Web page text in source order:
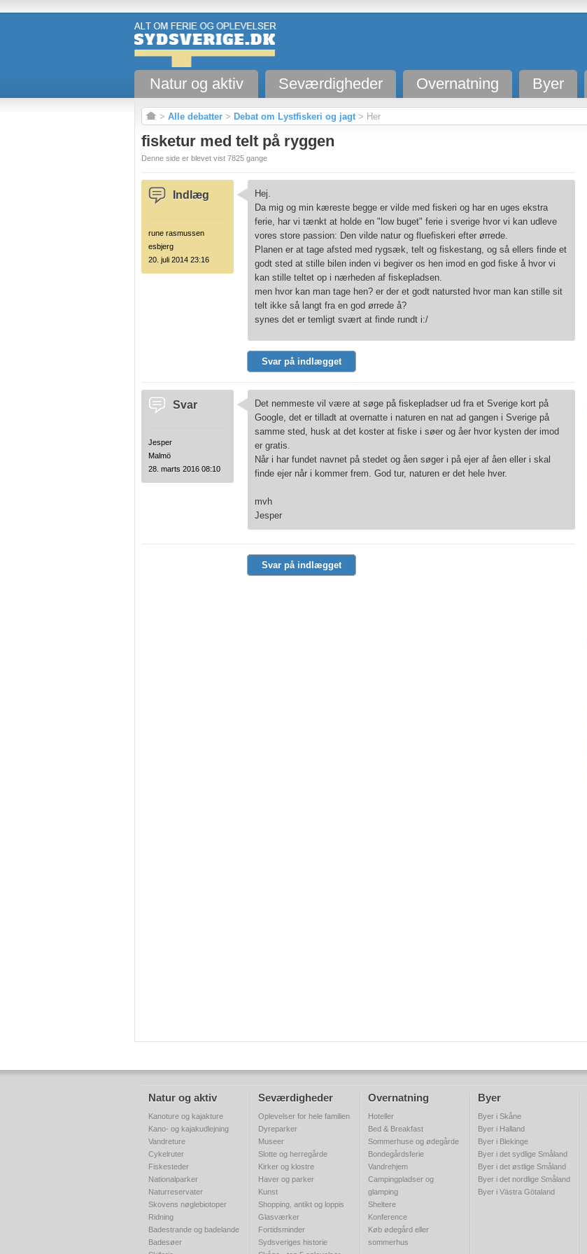
Natur og aktiv Seværdigheder Overnatning Byer
> Alle debatter > Debat om Lystfiskeri og jagt> Her
fisketur med telt på ryggen
Denne side er blevet vist 7825 gange
Indlæg
rune rasmussen
esbjerg
20. juli 2014 23:16
Hej.
Da mig og min kæreste begge er vilde med fiskeri og har en uges ekstra
ferie, har vi tænkt at holde en "low buget" ferie i sverige hvor vi kan udleve
vores store passion: Den vilde natur og fluefiskeri efter ørrede.
Planen er at tage afsted med rygsæk, telt og fiskestang, og så ellers finde et
godt sted at stille bilen inden vi begiver os hen imod en god fiske å hvor vi
kan stille teltet op i nærheden af fiskepladsen.
men hvor kan man tage hen? er der et godt natursted hvor man kan stille sit
telt ikke så langt fra en god ørrede å?
synes det er temligt svært at finde rundt i:/
Svar på indlægget
Svar
Jesper
Malmö
28. marts 2016 08:10
Det nemmeste vil være at søge på fiskepladser ud fra et Sverige kort på
Google, det er tilladt at overnatte i naturen en nat ad gangen i Sverige på
samme sted, husk at det koster at fiske i søer og åer hvor kysten der imod
er gratis.
Når i har fundet navnet på stedet og åen søger i på ejer af åen eller i skal
finde ejer når i kommer frem. God tur, naturen er det hele hver.
mvh
Jesper
Svar på indlægget
Natur og aktiv
Kanoture og kajakture
Kano- og kajakudlejning
Vandreture
Cykelruter
Fiskesteder
Nationalparker
Naturreservater
Skovens nøglebiotoper
Ridning
Badestrande og badelande
Badesøer
Seværdigheder
Oplevelser for hele familien
Dyreparker
Museer
Slotte og herregårde
Kirker og klostre
Haver og parker
Kunst
Shopping, antikt og loppis
Glasværker
Fortidsminder
Sydsveriges historie
Overnatning
Hoteller
Bed & Breakfast
Sommerhuse og ødegårde
Bondegårdsferie
Vandrehjem
Campingpladser og
glamping
Sheltere
Konference
Køb ødegård eller
sommerhus
Byer
Byer i Skåne
Byer i Halland
Byer i Blekinge
Byer i det sydlige Småland
Byer i det østlige Småland
Byer i det nordlige Småland
Byer i Västra Götaland